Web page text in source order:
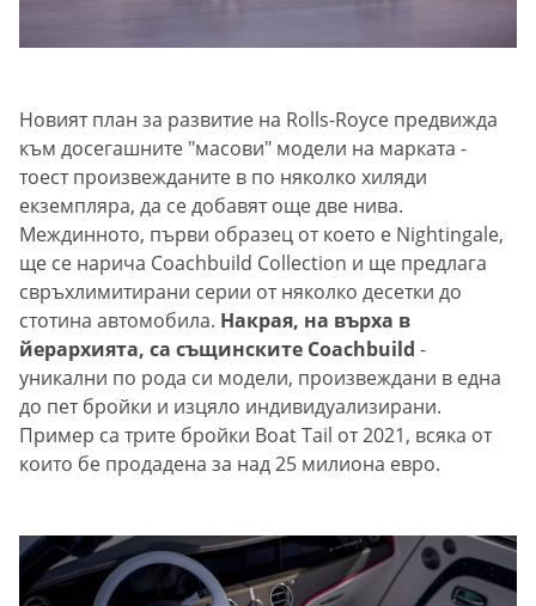
Новият план за развитие на Rolls-Royce предвижда
към досегашните "масови" модели на марката -
тоест произвежданите в по няколко хиляди
екземпляра, да се добавят още две нива.
Междинното, първи образец от което е Nightingale,
ще се нарича Coachbuild Collection и ще предлага
свръхлимитирани серии от няколко десетки до
стотина автомобила. Накрая, на върха в
йерархията, са същинските Coachbuild -
уникални по рода си модели, произвеждани в една
до пет бройки и изцяло индивидуализирани.
Пример са трите бройки Boat Tail от 2021, всяка от
които бе продадена за над 25 милиона евро.